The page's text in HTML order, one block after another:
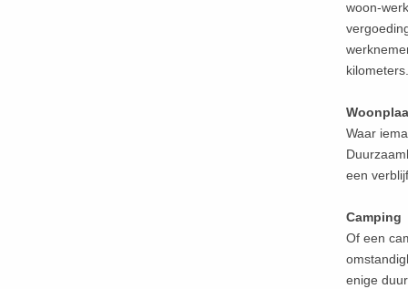
woon-
kilometers.
Waar
een
Camping
Of een
enige